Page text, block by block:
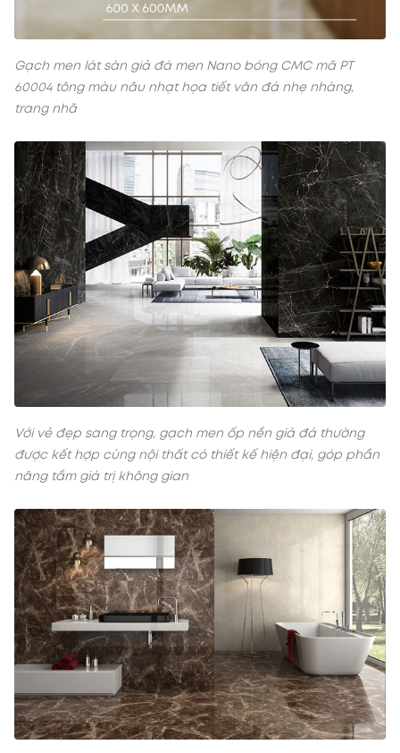
Gạch men lát sàn giả đá men Nano bóng CMC mã PT
60004 tông màu nâu nhạt họa tiết vân đá nhẹ nhàng,
trang nhã
Với vẻ đẹp sang trọng, gạch men ốp nền giả đá thường
được kết hợp cùng nội thất có thiết kế hiện đại, góp phần
nâng tầm giá trị không gian